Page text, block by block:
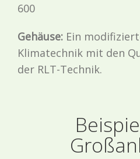
600
Gehäuse: Ein
Klimatechnik mit den
der RLT-Technik.